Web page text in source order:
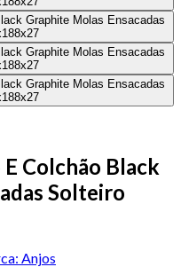
Colchão Black
Solteiro
Anjos